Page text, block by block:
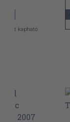
pont kapható